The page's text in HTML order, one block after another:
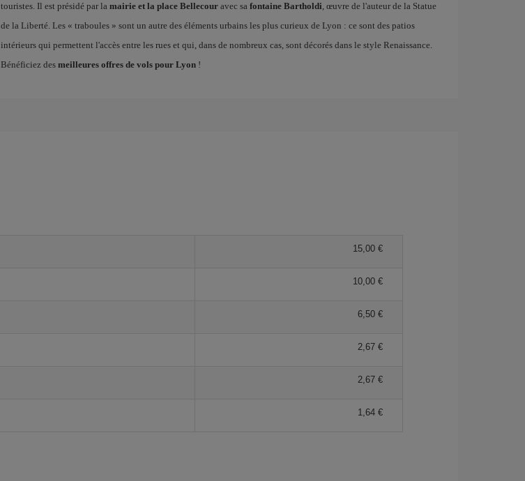
touristes. Il est présidé par la mairie et la place Bellecouravec sa fontaine Bartholdi, œuvre de l'auteur de la Statue
de la Liberté. Les « traboules » sont un autre des éléments urbains les plus curieux de Lyon : ce sont des patios
intérieurs qui permettent l'accès entre les rues et qui, dans de nombreux cas, sont décorés dans le style Renaissance.
Bénéficiez des meilleures offres de vols pour Lyon!
15,00 €
10,00 €
6,50 €
2,67 €
2,67 €
1,64 €